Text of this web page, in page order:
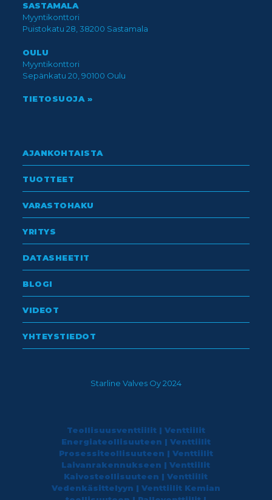
SASTAMALA
Myyntikonttori
Puistokatu 28, 38200 Sastamala
OULU
Myyntikonttori
Sepänkatu 20, 90100 Oulu
TIETOSUOJA »
AJANKOHTAISTA
TUOTTEET
VARASTOHAKU
YRITYS
DATASHEETIT
BLOGI
VIDEOT
YHTEYSTIEDOT
Starline Valves Oy 2024
Teollisuusventtiilit | Venttiilit
Energiateollisuuteen | Venttiilit
Prosessiteollisuuteen | Venttiilit
Laivanrakennukseen | Venttiilit
Kaivosteollisuuteen | Venttiilit
Vedenkäsittelyyn | Venttiilit Kemian